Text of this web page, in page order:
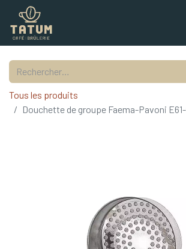
Tous les produits
Douchette de groupe Faema-Pavoni